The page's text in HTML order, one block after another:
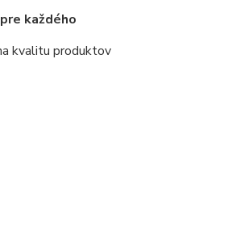
každého
kvalitu produktov